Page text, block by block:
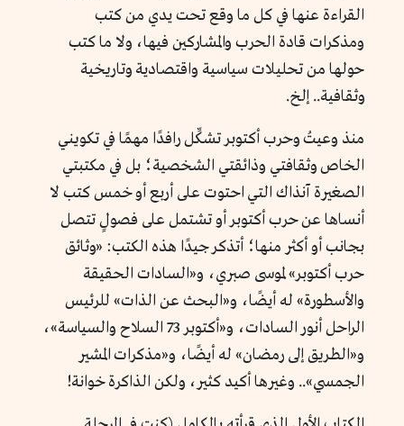
القراءة عنها في كل ما وقع تحت يدي من كتب
ومذكرات قادة الحرب والمشاركين فيها، ولا ما كتب
حولها من تحليلات سياسية واقتصادية وتاريخية
وثقافية.. إلخ.
منذ وعيتُ وحرب أكتوبر تشكِّل رافدًا مهمًا في تكويني
الخاص وثقافتي وذائقتي الشخصية؛ بل في مكتبتي
الصغيرة آنذاك التي احتوت على أربع أو خمس كتب لا
أنساها عن حرب أكتوبر أو تشتمل على فصولٍ تتصل
بجانب أو أكثر منها؛ أتذكر جيدًا هذه الكتب: «وثائق
حرب أكتوبر» لموسى صبري، و«السادات الحقيقة
والأسطورة» له أيضًا، و«البحث عن الذات» للرئيس
الراحل أنور السادات، و«أكتوبر 73 السلاح والسياسة»،
و«الطريق إلى رمضان» له أيضًا، و«مذكرات المشير
الجمسي».. وغيرها أكيد كثير، ولكن الذاكرة خوانة!